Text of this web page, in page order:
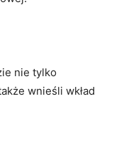
nie tylko
wnieśli wkład